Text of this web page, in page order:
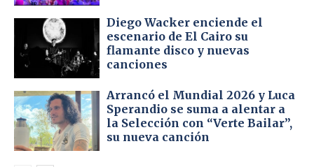
Diego Wacker enciende el
escenario de El Cairo su
flamante disco y nuevas
canciones
Arrancó el Mundial 2026 y Luca
Sperandio se suma a alentar a
la Selección con “Verte Bailar”,
su nueva canción